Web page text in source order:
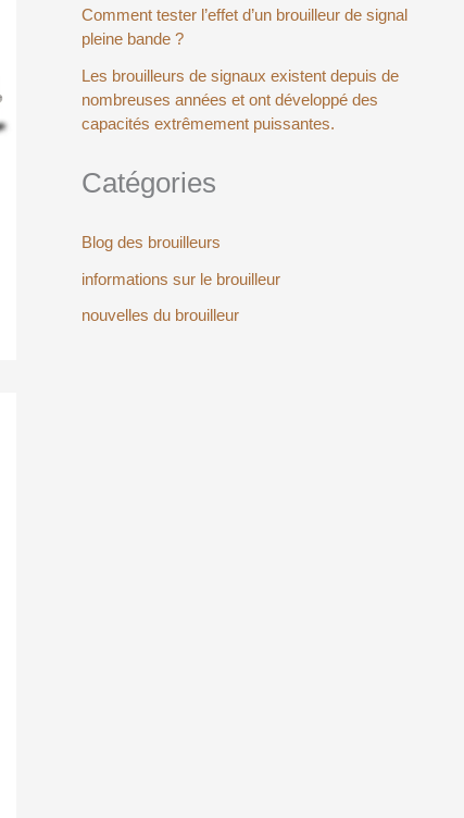
Comment tester l’effet d’un brouilleur de signal
pleine bande ?
Les brouilleurs de signaux existent depuis de
nombreuses années et ont développé des
capacités extrêmement puissantes.
Catégories
Blog des brouilleurs
informations sur le brouilleur
nouvelles du brouilleur